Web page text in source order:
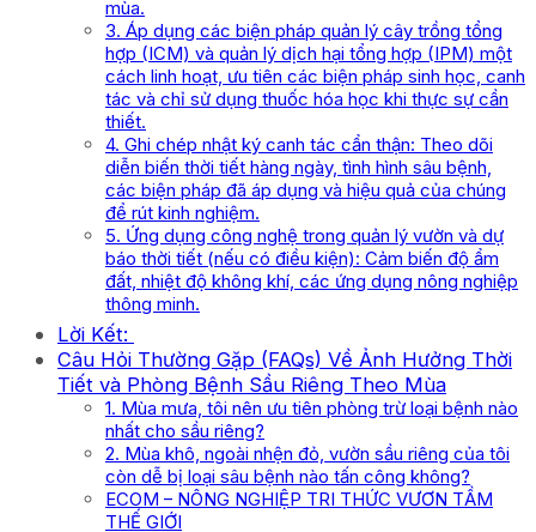
mùa.
3. Áp dụng các biện pháp quản lý cây trồng tổng
hợp (ICM) và quản lý dịch hại tổng hợp (IPM) một
cách linh hoạt, ưu tiên các biện pháp sinh học, canh
tác và chỉ sử dụng thuốc hóa học khi thực sự cần
thiết.
4. Ghi chép nhật ký canh tác cẩn thận: Theo dõi
diễn biến thời tiết hàng ngày, tình hình sâu bệnh,
các biện pháp đã áp dụng và hiệu quả của chúng
để rút kinh nghiệm.
5. Ứng dụng công nghệ trong quản lý vườn và dự
báo thời tiết (nếu có điều kiện): Cảm biến độ ẩm
đất, nhiệt độ không khí, các ứng dụng nông nghiệp
thông minh.
Lời Kết:
Câu Hỏi Thường Gặp (FAQs) Về Ảnh Hưởng Thời
Tiết và Phòng Bệnh Sầu Riêng Theo Mùa
1. Mùa mưa, tôi nên ưu tiên phòng trừ loại bệnh nào
nhất cho sầu riêng?
2. Mùa khô, ngoài nhện đỏ, vườn sầu riêng của tôi
còn dễ bị loại sâu bệnh nào tấn công không?
ECOM – NÔNG NGHIỆP TRI THỨC VƯƠN TẦM
THẾ GIỚI